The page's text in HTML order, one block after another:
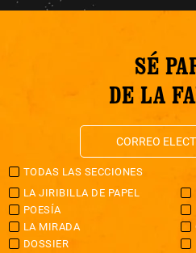
SÉ
DE LA
TODAS LAS SECCIONES
LA JIRIBILLA DE PAPEL
POESÍA
LA MIRADA
DOSSIER